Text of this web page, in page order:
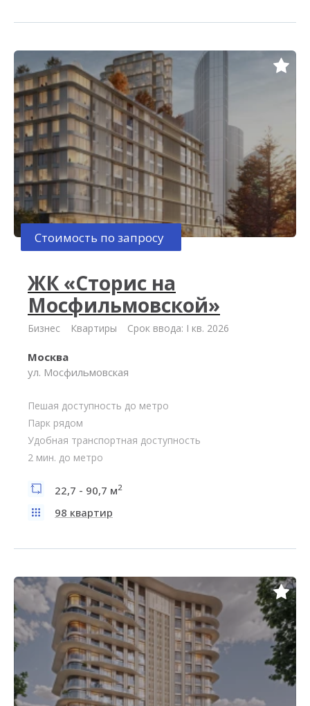
Стоимость по запросу
ЖК «Сторис на
Мосфильмовской»
Бизнес Квартиры Срок ввода: I кв. 2026
Москва
ул. Мосфильмовская
Пешая доступность до метро
Парк рядом
Удобная транспортная доступность
2 мин. до метро
22,7 - 90,7 м2
98 квартир